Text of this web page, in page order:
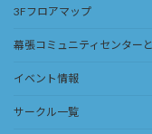
3Fフロアマップ
幕張コミュニティセンター
イベント情報
サークル一覧